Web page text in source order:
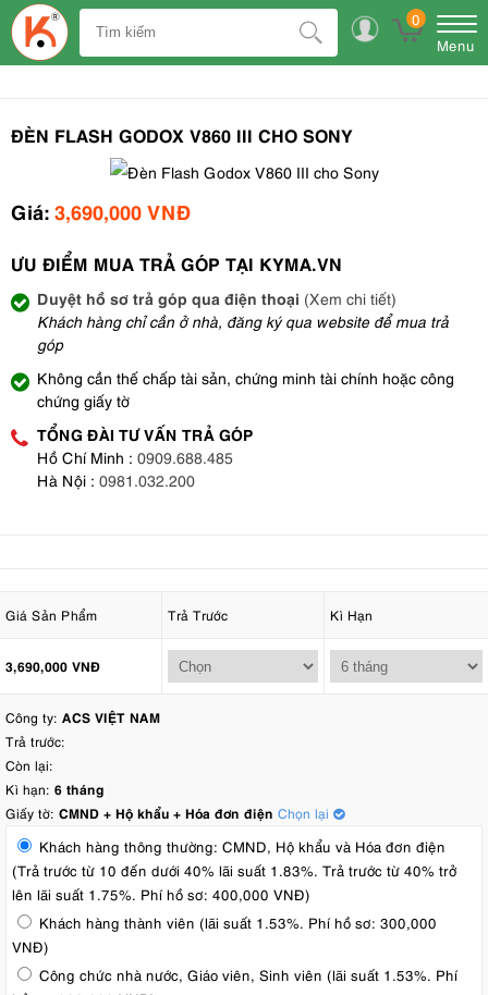
0
Menu
ĐÈN FLASH GODOX V860 III CHO SONY
Giá: 3,690,000 VNĐ
ƯU ĐIỂM MUA TRẢ GÓP TẠI KYMA.VN
Duyệt hồ sơ trả góp qua điện thoại (Xem chi tiết)
Khách hàng chỉ cần ở nhà, đăng ký qua website để mua trả
góp
Không cần thế chấp tài sản, chứng minh tài chính hoặc công
chứng giấy tờ
TỔNG ĐÀI TƯ VẤN TRẢ GÓP
Hồ Chí Minh : 0909.688.485
Hà Nội : 0981.032.200
Giá Sản Phẩm Trả Trước Kì Hạn
3,690,000 VNĐ
Công ty: ACS VIỆT NAM
Trả trước:
Còn lại:
Kì hạn: 6 tháng
Giấy tờ: CMND + Hộ khẩu + Hóa đơn điện Chọn lại
Khách hàng thông thường: CMND, Hộ khẩu và Hóa đơn điện
(Trả trước từ 10 đến dưới 40% lãi suất 1.83%. Trả trước từ 40% trở
lên lãi suất 1.75%. Phí hồ sơ: 400,000 VNĐ)
Khách hàng thành viên (lãi suất 1.53%. Phí hồ sơ: 300,000
VNĐ)
Công chức nhà nước, Giáo viên, Sinh viên (lãi suất 1.53%. Phí